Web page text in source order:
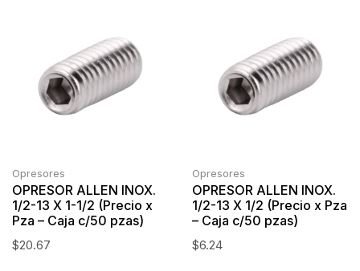
Opresores
OPRESOR ALLEN INOX.
1/2-13 X 1-1/2 (Precio x
Pza – Caja c/50 pzas)
$20.67
Opresores
OPRESOR ALLEN INOX.
1/2-13 X 1/2 (Precio x Pza
– Caja c/50 pzas)
$6.24